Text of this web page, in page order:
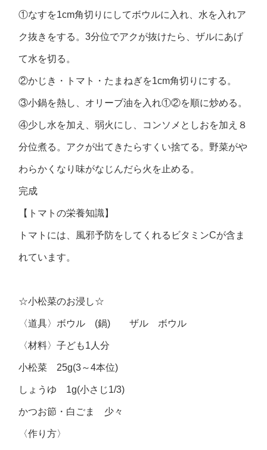
①なすを1cm角切りにしてボウルに入れ、水を入れア
ク抜きをする。3分位でアクが抜けたら、ザルにあげ
て水を切る。
②かじき・トマト・たまねぎを1cm角切りにする。
③小鍋を熱し、オリーブ油を入れ①②を順に炒める。
④少し水を加え、弱火にし、コンソメとしおを加え８
分位煮る。アクが出てきたらすくい捨てる。野菜がや
わらかくなり味がなじんだら火を止める。
完成
【トマトの栄養知識】
トマトには、風邪予防をしてくれるビタミンCが含ま
れています。
☆小松菜のお浸し☆
〈道具〉ボウル (鍋) ザル ボウル
〈材料〉子ども1人分
小松菜 25g(3～4本位)
しょうゆ 1g(小さじ1/3)
かつお節・白ごま 少々
〈作り方〉